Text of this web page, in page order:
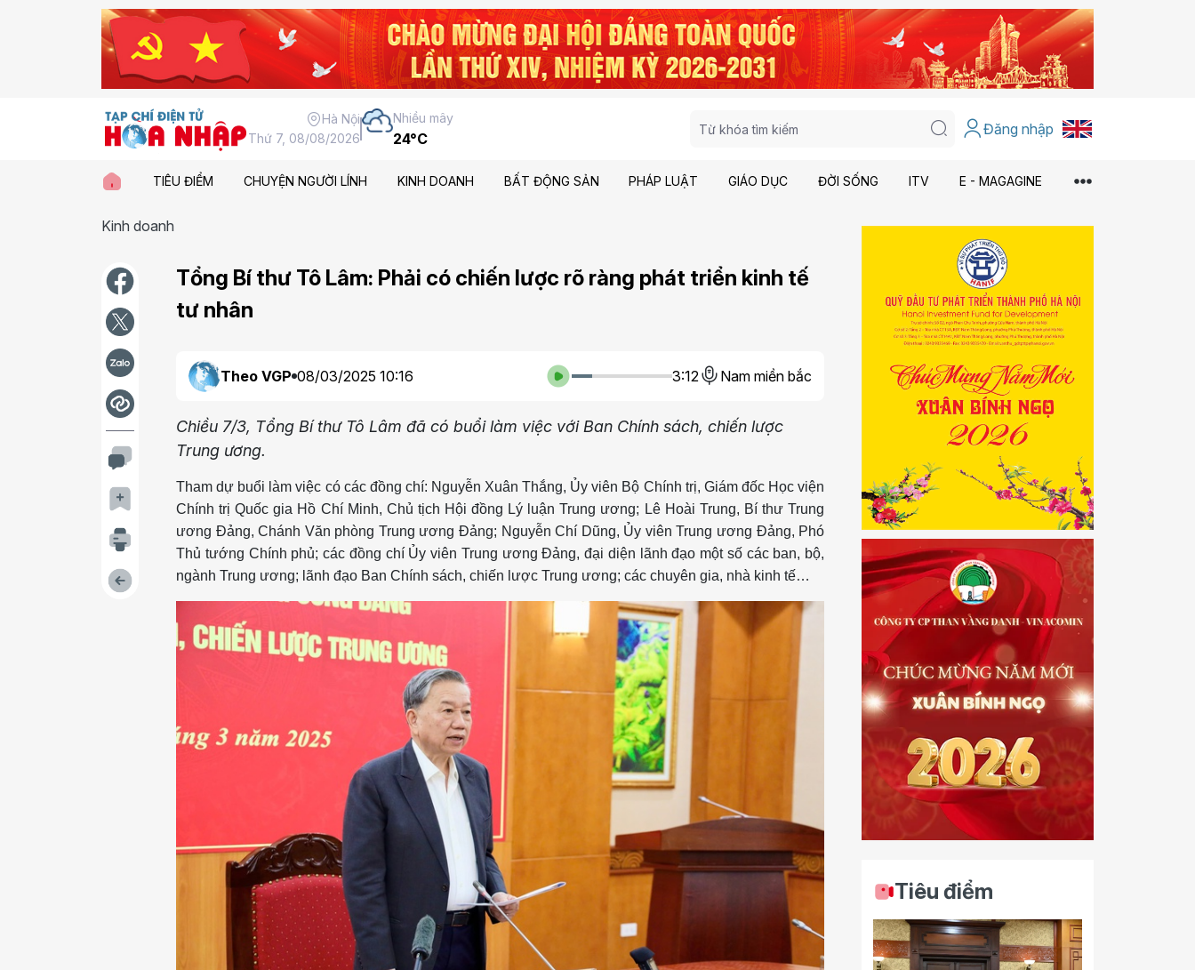
Hà Nội
Thứ 7, 08/08/2026
Nhiều mây
24°C
Đăng nhập
TIÊU ĐIỂM CHUYỆN NGƯỜI LÍNH KINH DOANH BẤT ĐỘNG SẢN PHÁP LUẬT GIÁO DỤC ĐỜI SỐNG ITV E - MAGAGINE
Kinh doanh
Tổng Bí thư Tô Lâm: Phải có chiến lược rõ ràng phát triển kinh tế
tư nhân
Theo VGP 08/03/2025 10:16 3:12 Nam miền bắc
Chiều 7/3, Tổng Bí thư Tô Lâm đã có buổi làm việc với Ban Chính sách, chiến lược
Trung ương.
Tham dự buổi làm việc có các đồng chí: Nguyễn Xuân Thắng, Ủy viên Bộ Chính trị, Giám đốc Học viện
Chính trị Quốc gia Hồ Chí Minh, Chủ tịch Hội đồng Lý luận Trung ương; Lê Hoài Trung, Bí thư Trung
ương Đảng, Chánh Văn phòng Trung ương Đảng; Nguyễn Chí Dũng, Ủy viên Trung ương Đảng, Phó
Thủ tướng Chính phủ; các đồng chí Ủy viên Trung ương Đảng, đại diện lãnh đạo một số các ban, bộ,
ngành Trung ương; lãnh đạo Ban Chính sách, chiến lược Trung ương; các chuyên gia, nhà kinh tế…
Tiêu điểm